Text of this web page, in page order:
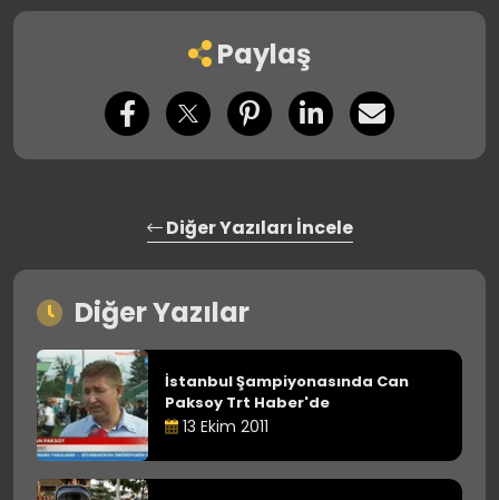
Paylaş
Diğer Yazıları İncele
Diğer Yazılar
İstanbul Şampiyonasında Can
Paksoy Trt Haber'de
13 Ekim 2011